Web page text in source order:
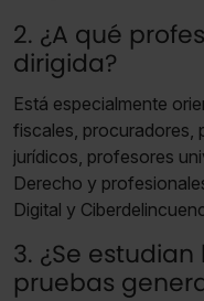
navegador. Si no
que sean
Saber más acerca
2. ¿A qué
dirigida?
Está especialmente
fiscales, procuradores,
jurídicos, profesores
Derecho y
Digital y
3. ¿Se
pruebas